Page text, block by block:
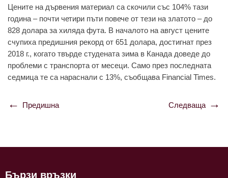
Цените на дървения материал са скочили със 104% тази
година – почти четири пъти повече от тези на златото – до
828 долара за хиляда фута. В началото на август цените
счупиха предишния рекорд от 651 долара, достигнат през
2018 г., когато твърде студената зима в Канада доведе до
проблеми с транспорта от месеци. Само през последната
седмица те са нараснали с 13%, съобщава Financial Times.
Навигация
Предишна Следваща
Бързи връзки